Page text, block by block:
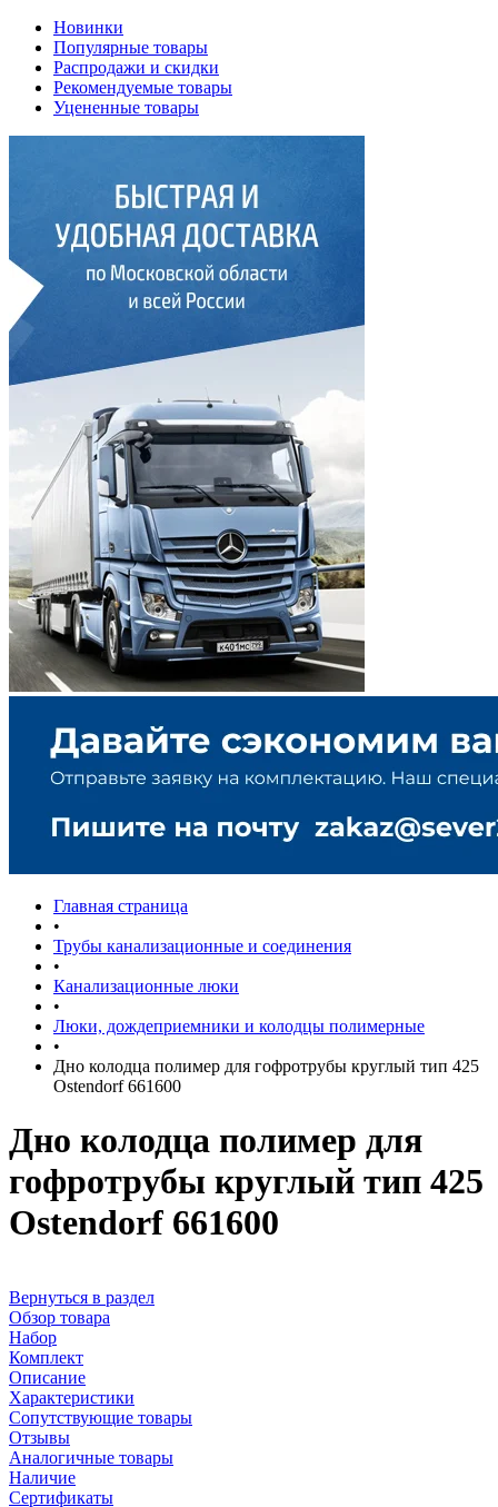
Новинки
Популярные товары
Распродажи и скидки
Рекомендуемые товары
Уцененные товары
Главная страница
•
Трубы канализационные и соединения
•
Канализационные люки
•
Люки, дождеприемники и колодцы полимерные
•
Дно колодца полимер для гофротрубы круглый тип 425
Ostendorf 661600
Дно колодца полимер для
гофротрубы круглый тип 425
Ostendorf 661600
Вернуться в раздел
Обзор товара
Набор
Комплект
Описание
Характеристики
Сопутствующие товары
Отзывы
Аналогичные товары
Наличие
Сертификаты